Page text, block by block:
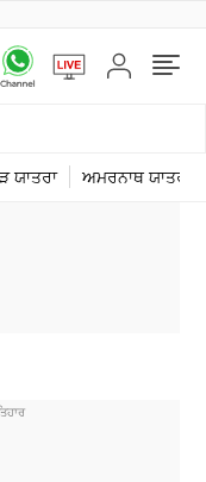
ਯਾਤਰਾ ਅਮਰਨਾਥ ਯਾਤਰਾ